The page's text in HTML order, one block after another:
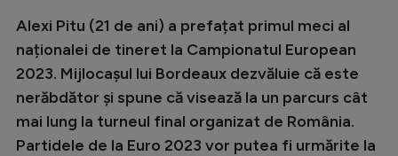
Champions League
Europa League
Conference League
Alexi Pitu (21 de ani) a prefațat primul meci al
naționalei de tineret la Campionatul European
2023. Mijlocașul lui Bordeaux dezvăluie că este
nerăbdător și spune că visează la un parcurs cât
mai lung la turneul final organizat de România.
Partidele de la Euro 2023 vor putea fi urmărite la